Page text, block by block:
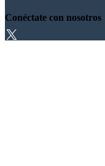
Conéctate con nosotros